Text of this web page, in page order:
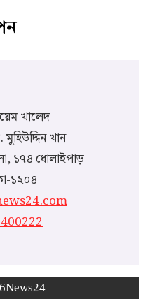
খালেদ
খান
১৭৪ ধোলাইপাড়
১২০৪